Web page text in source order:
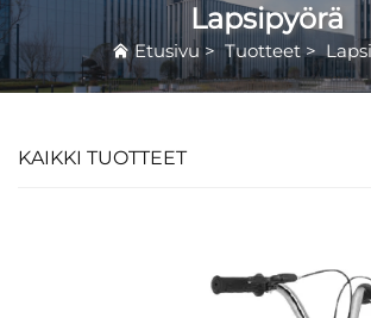
Lapsipyörä
Etusivu > Tuotteet >
KAIKKI TUOTTEET